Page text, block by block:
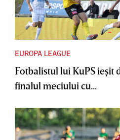
EUROPA LEAGUE
Fotbalistul lui KuPS ieşit
finalul meciului cu...